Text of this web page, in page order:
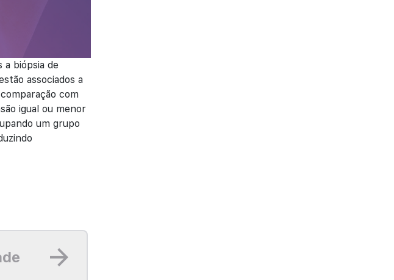
biópsia de
associados a
com
igual ou menor
um grupo